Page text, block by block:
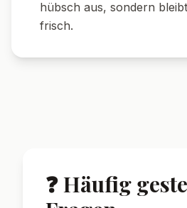
Dessert perfekt für
festliches Fingerfood.
Wirkung von Kaffee.